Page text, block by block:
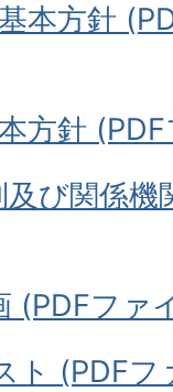
本方針
方針
及び関係
(PDFファ
ト (PDFフ